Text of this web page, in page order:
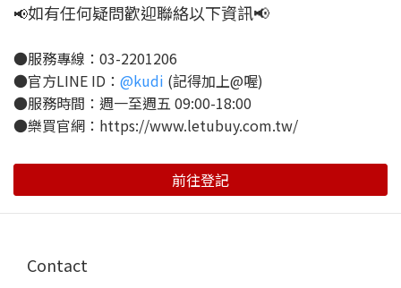
📢如有任何疑問歡迎聯絡以下資訊📢
●服務專線：03-2201206
●官方LINE ID： @kudi (記得加上@喔)
●服務時間：週一至週五 09:00-18:00
●樂買官網：https://www.letubuy.com.tw/
前往登記
Contact